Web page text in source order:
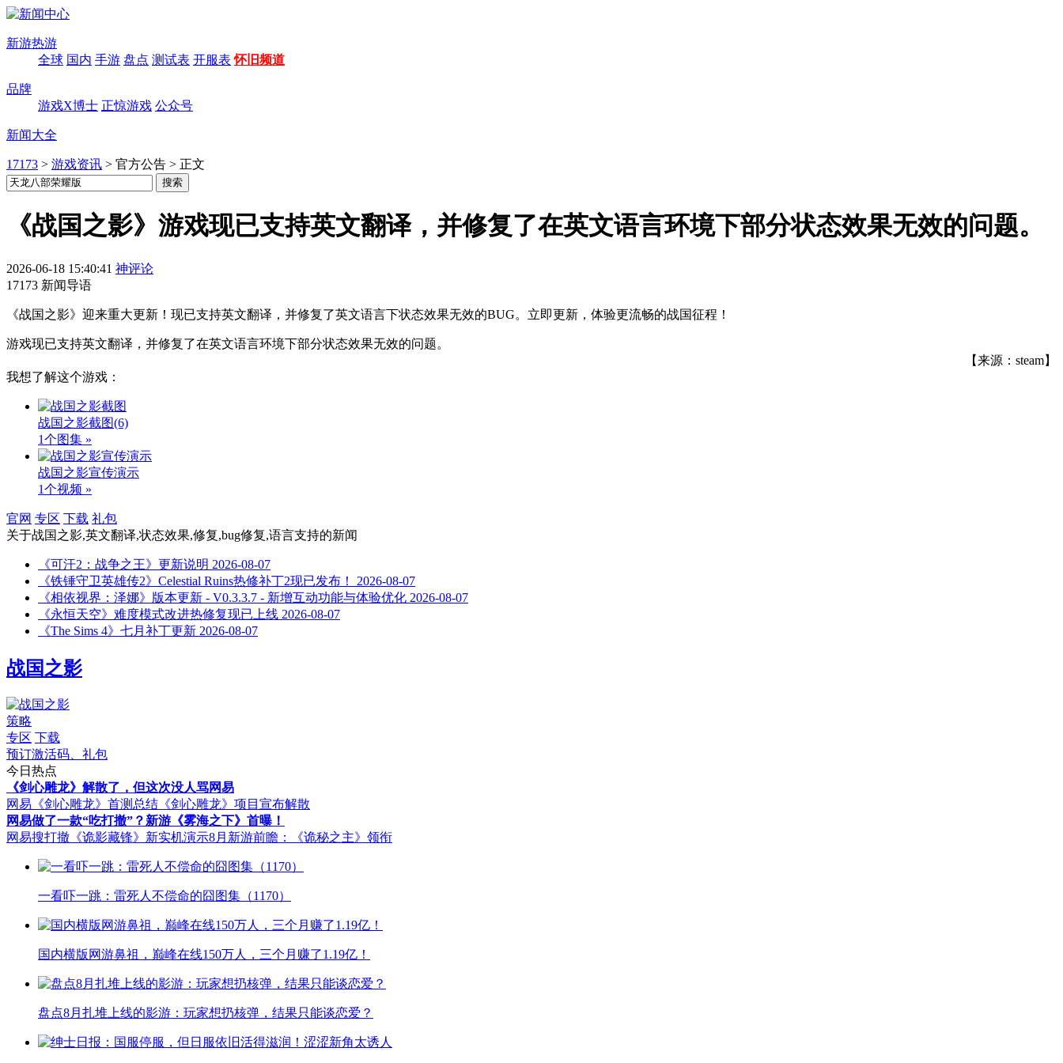
新游热游
全球 国内 手游 盘点 测试表 开服表 怀旧频道
品牌
游戏X博士 正惊游戏 公众号
新闻大全
17173 > 游戏资讯 > 官方公告 > 正文
《战国之影》游戏现已支持英文翻译，并修复了在英文语言环境下部分状态效果无效的问题。
2026-06-18 15:40:41 神评论
17173 新闻导语
《战国之影》迎来重大更新！现已支持英文翻译，并修复了英文语言下状态效果无效的BUG。立即更新，体验更流畅的战国征程！
游戏现已支持英文翻译，并修复了在英文语言环境下部分状态效果无效的问题。
【来源：steam】
我想了解这个游戏：
战国之影截图(6)
1个图集 »
战国之影宣传演示
1个视频 »
官网 专区 下载 礼包
关于战国之影,英文翻译,状态效果,修复,bug修复,语言支持的新闻
《可汗2：战争之王》更新说明 2026-08-07
《铁锤守卫英雄传2》Celestial Ruins热修补丁2现已发布！
2026-08-07
《相依视界：泽娜》版本更新 - V0.3.3.7 - 新增互动功能与体验优化 2026-08-07
《永恒天空》难度模式改进热修复现已上线 2026-08-07
《The Sims 4》七月补丁更新 2026-08-07
战国之影
策略
专区 下载
预订激活码、礼包
今日热点
《剑心雕龙》解散了，但这次没人骂网易
网易《剑心雕龙》首测总结 《剑心雕龙》项目宣布解散
网易做了一款“吃打撤”？新游《雾海之下》首曝！
网易搜打撤《诡影藏锋》新实机演示8月新游前瞻：《诡秘之主》领衔
一看吓一跳：雷死人不偿命的囧图集（1170）
国内横版网游鼻祖，巅峰在线150万人，三个月赚了1.19亿！
盘点8月扎堆上线的影游：玩家想扔核弹，结果只能谈恋爱？